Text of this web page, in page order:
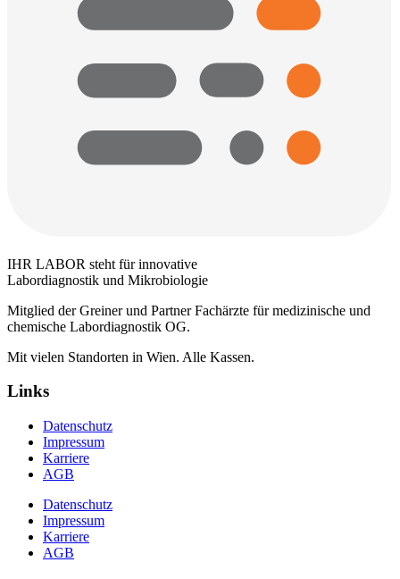
IHR LABOR steht für innovative
Labordiagnostik und Mikrobiologie
Mitglied der Greiner und Partner Fachärzte für medizinische und
chemische Labordiagnostik OG.
Mit vielen Standorten in Wien. Alle Kassen.
Links
Datenschutz
Impressum
Karriere
AGB
Datenschutz
Impressum
Karriere
AGB